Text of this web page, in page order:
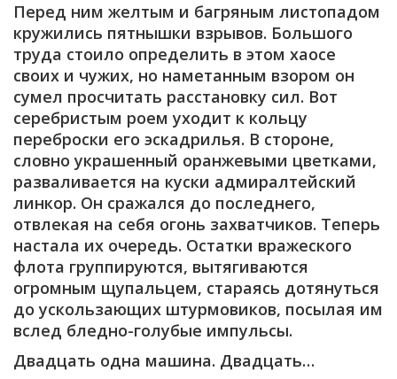
Перед ним желтым и багряным листопадом
кружились пятнышки взрывов. Большого
труда стоило определить в этом хаосе
своих и чужих, но наметанным взором он
сумел просчитать расстановку сил. Вот
серебристым роем уходит к кольцу
переброски его эскадрилья. В стороне,
словно украшенный оранжевыми цветками,
разваливается на куски адмиралтейский
линкор. Он сражался до последнего,
отвлекая на себя огонь захватчиков. Теперь
настала их очередь. Остатки вражеского
флота группируются, вытягиваются
огромным щупальцем, стараясь дотянуться
до ускользающих штурмовиков, посылая им
вслед бледно-голубые импульсы.
Двадцать одна машина. Двадцать…